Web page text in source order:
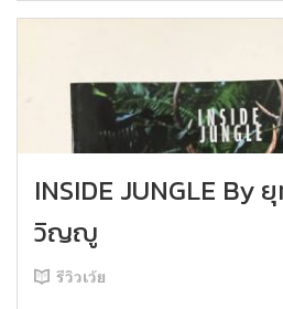
INSIDE JUNGLE By
วิญญู
รีวิวเว้ย